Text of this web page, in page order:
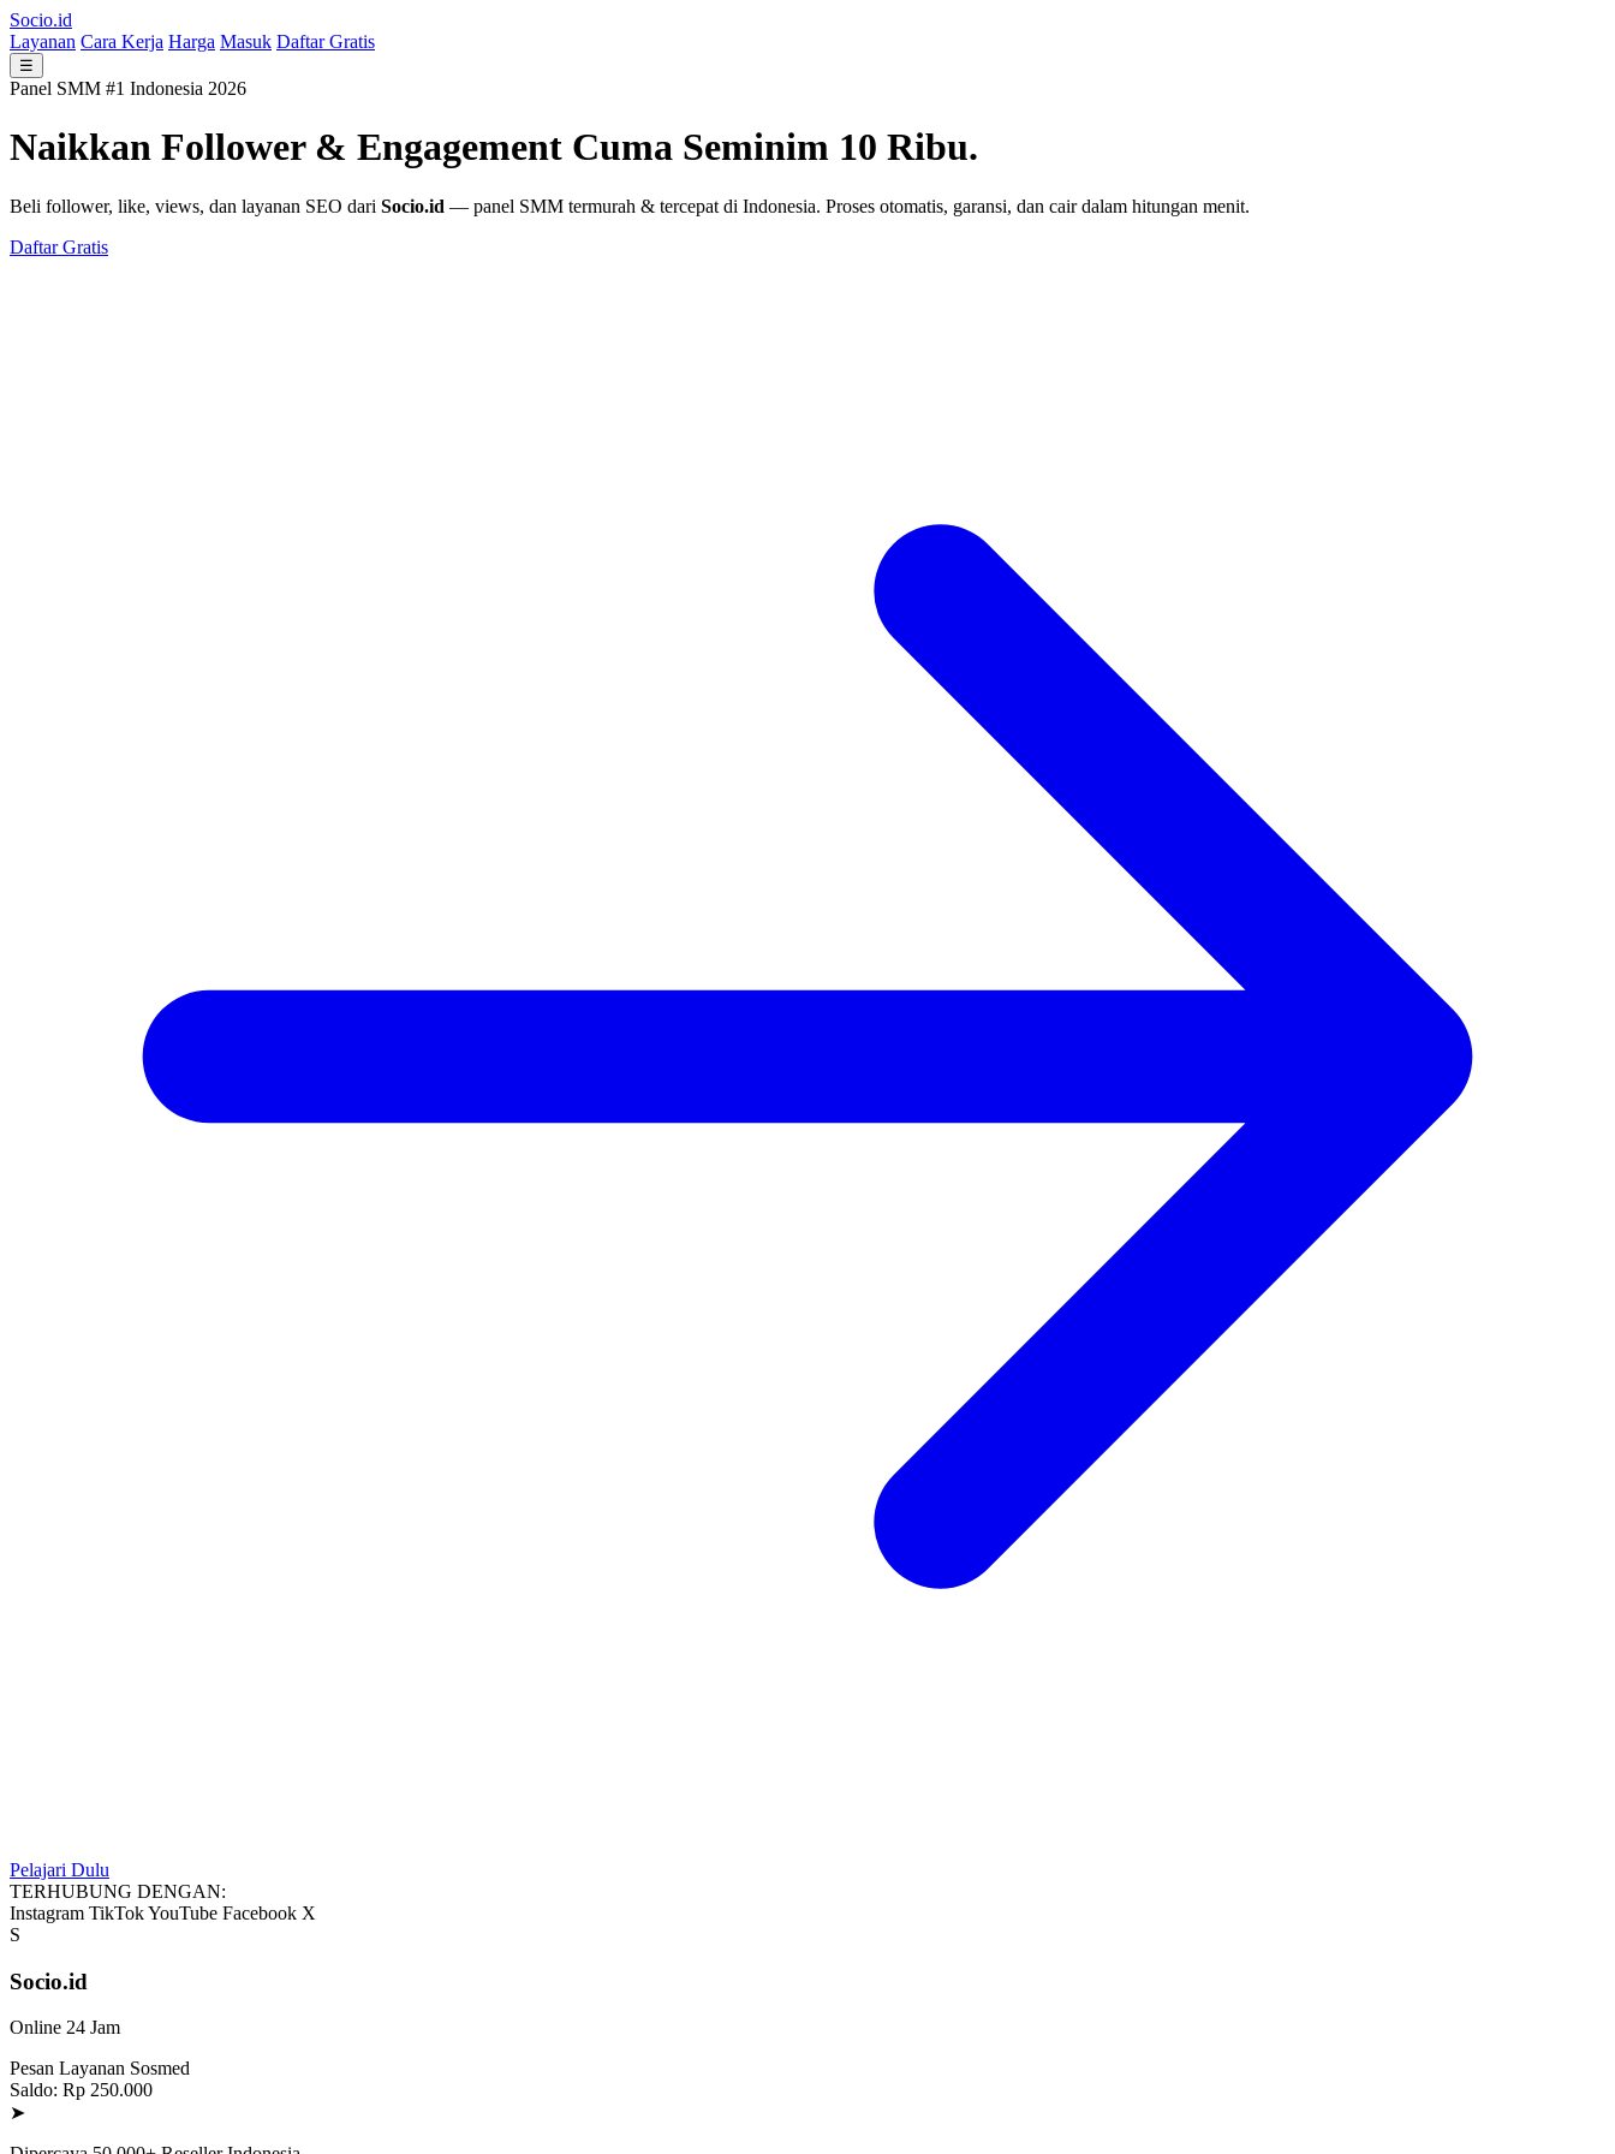
Socio.id
Layanan Cara Kerja Harga Masuk Daftar Gratis
☰
Panel SMM #1 Indonesia 2026
Naikkan Follower & Engagement Cuma Seminim 10 Ribu.
Beli follower, like, views, dan layanan SEO dari Socio.id — panel SMM termurah & tercepat di Indonesia. Proses otomatis, garansi, dan cair dalam hitungan menit.
Daftar Gratis
Pelajari Dulu
TERHUBUNG DENGAN:
Instagram TikTokYouTube Facebook X
S
Socio.id
Online 24 Jam
Pesan Layanan Sosmed
Saldo: Rp 250.000
➤